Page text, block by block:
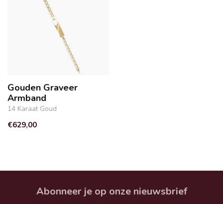
Gouden Graveer
Armband
14 Karaat Goud
€629,00
Abonneer je op onze nieuwsbrief